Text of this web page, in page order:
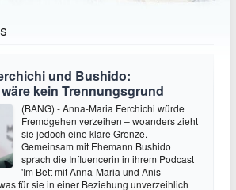
und Bushido:
kein Trennungsgrund
(BANG) - Anna-Maria Ferchichi würde
Fremdgehen verzeihen – woanders zieht
sie jedoch eine klare Grenze.
Gemeinsam mit Ehemann Bushido
sprach die Influencerin in ihrem Podcast
'Im Bett mit Anna-Maria und Anis
für sie in einer Beziehung unverzeihlich